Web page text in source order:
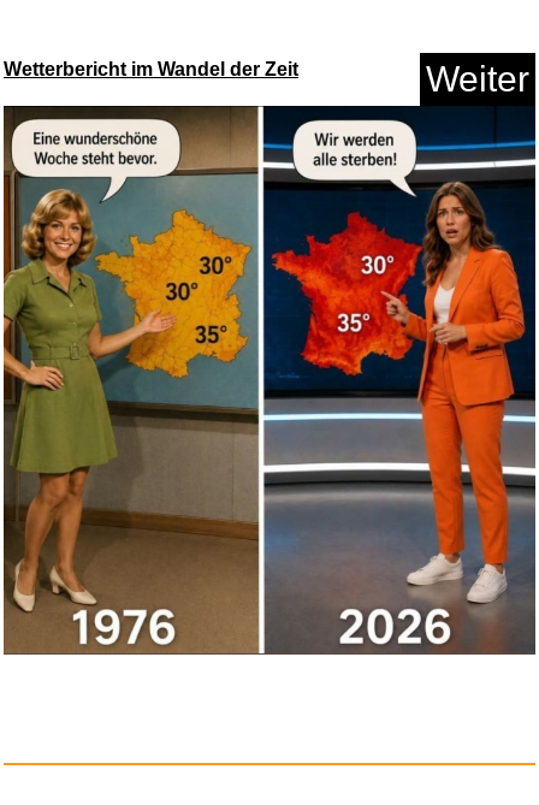
Mein Lehrerplaner A4+ -
Anzeige
Die Abrafaxe - Das Geheimnis
Wetterbericht im Wandel der Zeit Weiter